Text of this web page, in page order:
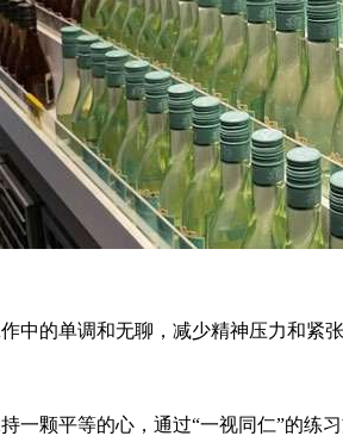
中的单调和无聊，减少精神压力和
一颗平等的心，通过“一视同仁”的